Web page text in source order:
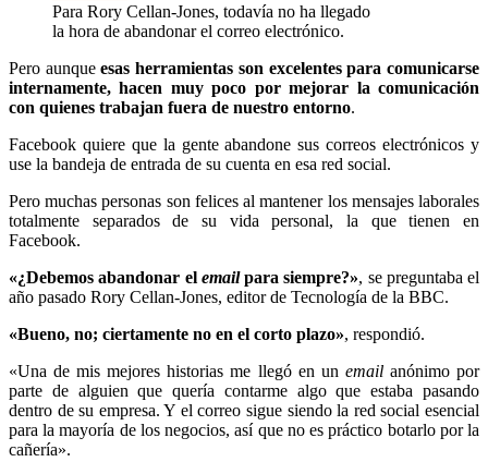
Para Rory Cellan-Jones, todavía no ha llegado
la hora de abandonar el correo electrónico.
Pero aunqueesas herramientas son excelentes para comunicarse
internamente, hacen muy poco por mejorar la comunicación
con quienes trabajan fuera de nuestro entorno.
Facebook quiere que la gente abandone sus correos electrónicos y
use la bandeja de entrada de su cuenta en esa red social.
Pero muchas personas son felices al mantener los mensajes laborales
totalmente separados de su vida personal, la que tienen en
Facebook.
«¿Debemos abandonar el emailpara siempre?», se preguntaba el
año pasado Rory Cellan-Jones, editor de Tecnología de la BBC.
«Bueno, no; ciertamente no en el corto plazo», respondió.
«Una de mis mejores historias me llegó en un emailanónimo por
parte de alguien que quería contarme algo que estaba pasando
dentro de su empresa. Y el correo sigue siendo la red social esencial
para la mayoría de los negocios, así que no es práctico botarlo por la
cañería».